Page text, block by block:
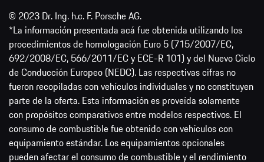
© 2023 Dr. Ing. h.c. F. Porsche AG.
*La información presentada acá fue obtenida utilizando los
procedimientos de homologación Euro 5 (715/2007/EC,
692/2008/EC, 566/2011/EC y ECE-R 101) y del Nuevo Ciclo
de Conducción Europeo (NEDC). Las respectivas cifras no
fueron recopiladas con vehículos individuales y no constituyen
parte de la oferta. Esta información es proveída solamente
con propósitos comparativos entre modelos respectivos. El
consumo de combustible fue obtenido con vehículos con
equipamiento estándar. Los equipamientos opcionales
pueden afectar el consumo de combustible y el rendimiento